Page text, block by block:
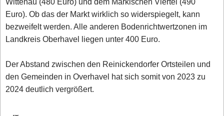
Euro). Ob das der Markt wirklich so widerspiegelt, kann
bezweifelt werden. Alle anderen Bodenrichtwertzonen im
Landkreis Oberhavel liegen unter 400 Euro.
Der Abstand zwischen den Reinickendorfer Ortsteilen und
den Gemeinden in Overhavel hat sich somit von 2023 zu
2024 deutlich vergrößert.